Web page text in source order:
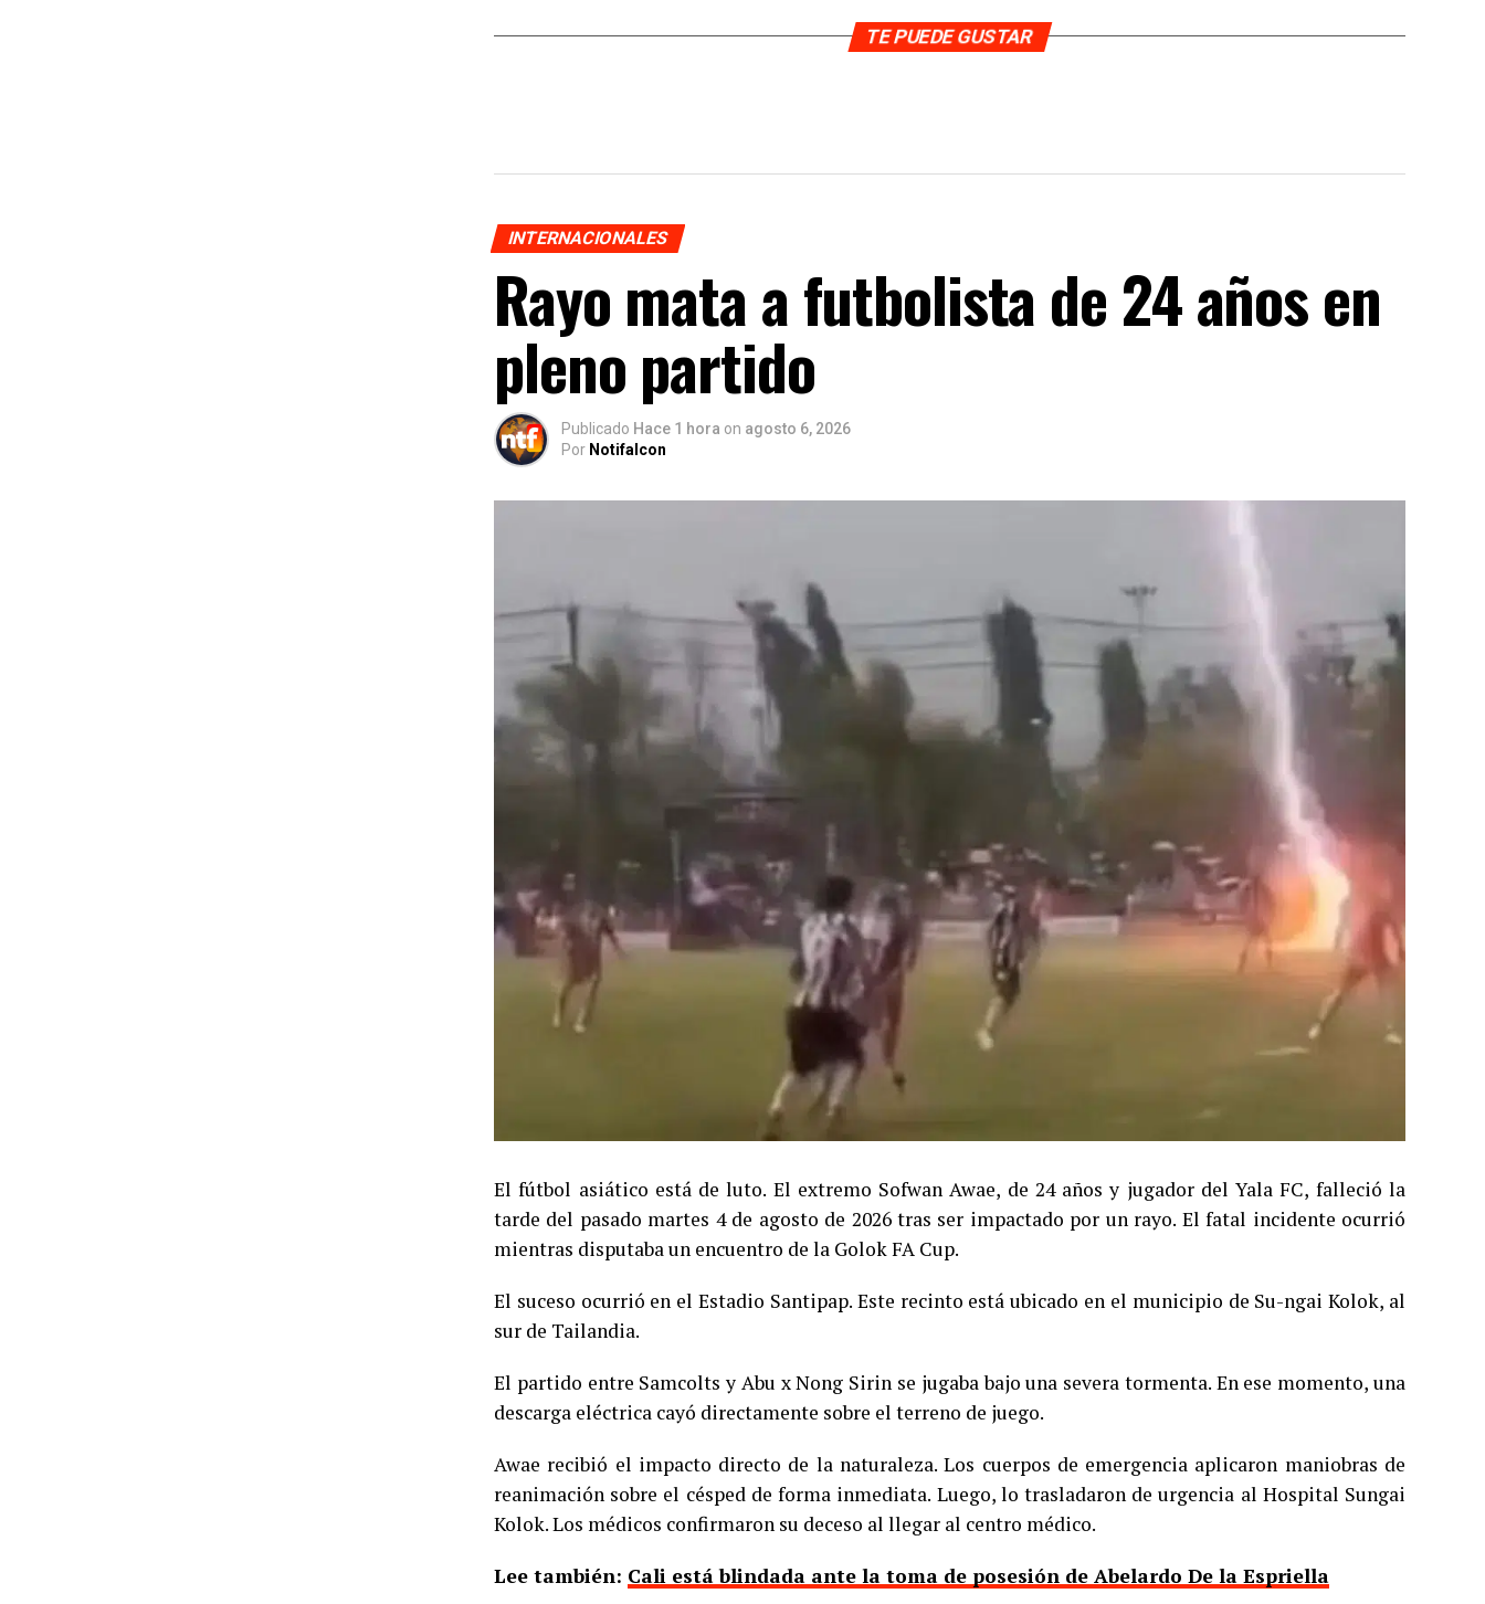
TE PUEDE GUSTAR
INTERNACIONALES
Rayo mata a futbolista de 24 años en
pleno partido
Publicado Hace 1 hora on agosto 6, 2026
Por Notifalcon
El fútbol asiático está de luto. El extremo Sofwan Awae, de 24 años y jugador del Yala FC, falleció la
tarde del pasado martes 4 de agosto de 2026 tras ser impactado por un rayo. El fatal incidente ocurrió
mientras disputaba un encuentro de la Golok FA Cup.
El suceso ocurrió en el Estadio Santipap. Este recinto está ubicado en el municipio de Su-ngai Kolok, al
sur de Tailandia.
El partido entre Samcolts y Abu x Nong Sirin se jugaba bajo una severa tormenta. En ese momento, una
descarga eléctrica cayó directamente sobre el terreno de juego.
Awae recibió el impacto directo de la naturaleza. Los cuerpos de emergencia aplicaron maniobras de
reanimación sobre el césped de forma inmediata. Luego, lo trasladaron de urgencia al Hospital Sungai
Kolok. Los médicos confirmaron su deceso al llegar al centro médico.
Lee también: Cali está blindada ante la toma de posesión de Abelardo De la Espriella